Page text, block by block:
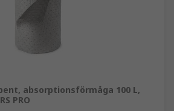
absorptionsförmåga 100 L,
PRO